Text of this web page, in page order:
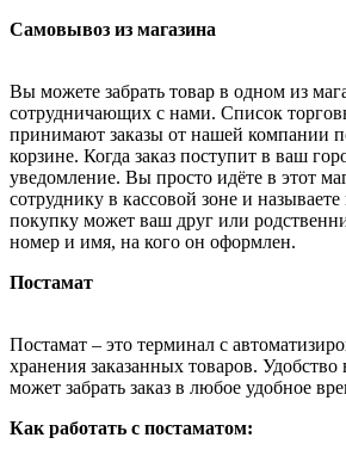
Самовывоз из магазина
Вы можете забрать товар в одном из
сотрудничающих с нами. Список
принимают заказы от нашей компании
корзине. Когда заказ поступит в ваш
уведомление. Вы просто идёте в этот
сотруднику в кассовой зоне и называете
покупку может ваш друг или
номер и имя, на кого он оформлен.
Постамат
Постамат – это терминал с
хранения заказанных товаров. Удобство
может забрать заказ в любое удобное
Как работать с постаматом: